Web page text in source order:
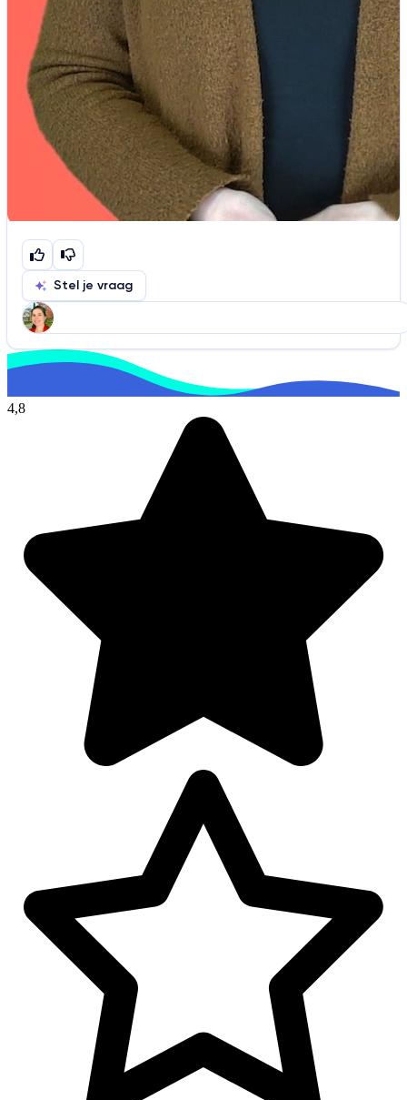
Stel je vraag
Help ons de video te verbeteren
De uitleg is onduidelijk
Er mist informatie
De docent is te langdradig
De uitleg gaat te langzaam
De uitleg gaat te snel
Afspelen werkte niet
Iets anders
4,8